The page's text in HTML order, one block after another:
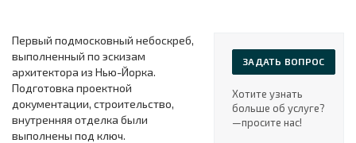
ЗАДАТЬ ВОПРОС
Хотите узнать
больше об услуге?
—просите нас!
Первый подмосковный небоскреб,
выполненный по эскизам
архитектора из Нью-Йорка.
Подготовка проектной
документации, строительство,
внутренняя отделка были
выполнены под ключ.